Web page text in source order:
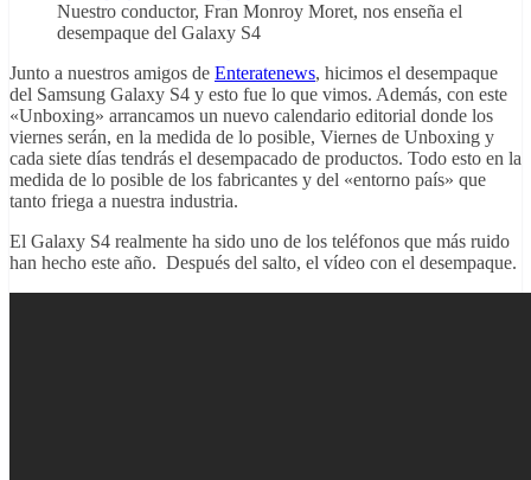
Nuestro conductor, Fran Monroy Moret, nos enseña el
desempaque del Galaxy S4
Junto a nuestros amigos de Enteratenews, hicimos el desempaque
del Samsung Galaxy S4 y esto fue lo que vimos. Además, con este
«Unboxing» arrancamos un nuevo calendario editorial donde los
viernes serán, en la medida de lo posible, Viernes de Unboxing y
cada siete días tendrás el desempacado de productos. Todo esto en la
medida de lo posible de los fabricantes y del «entorno país» que
tanto friega a nuestra industria.
El Galaxy S4 realmente ha sido uno de los teléfonos que más ruido
han hecho este año. Después del salto, el vídeo con el desempaque.